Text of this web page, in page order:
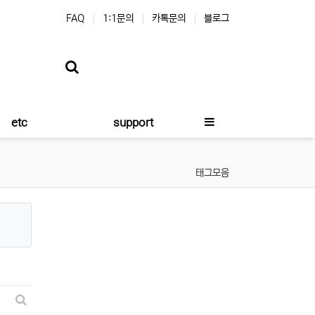
FAQ 1:1문의 카톡문의 블로그
etc support
태그모음